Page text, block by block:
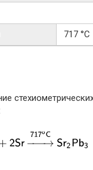
717 °C